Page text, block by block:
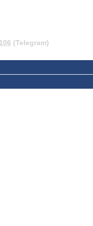
(Telegram)